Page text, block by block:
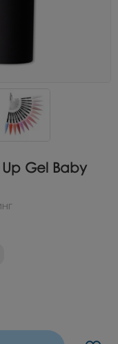
Gel Baby